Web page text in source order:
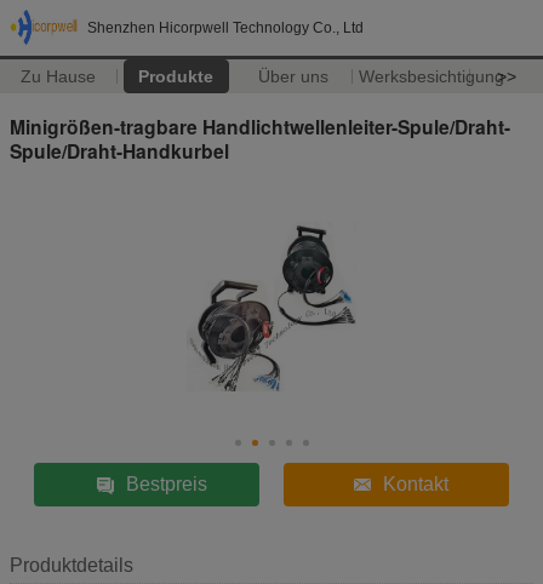
Shenzhen Hicorpwell Technology Co., Ltd
Zu Hause Produkte Über uns Werksbesichtigung>>
Minigrößen-tragbare Handlichtwellenleiter-Spule/Draht-
Spule/Draht-Handkurbel
Bestpreis Kontakt
Produktdetails